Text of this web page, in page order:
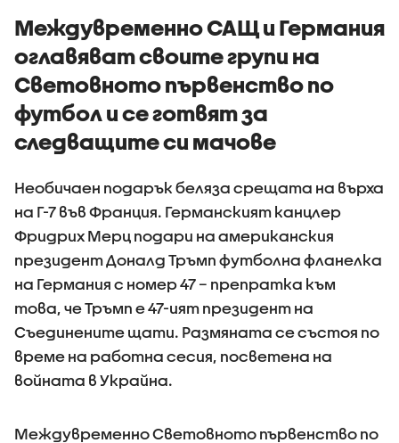
Междувременно САЩ и Германия
оглавяват своите групи на
Световното първенство по
футбол и се готвят за
следващите си мачове
Необичаен подарък беляза срещата на върха
на Г-7 във Франция. Германският канцлер
Фридрих Мерц подари на американския
президент Доналд Тръмп футболна фланелка
на Германия с номер 47 – препратка към
това, че Тръмп е 47-ият президент на
Съединените щати. Размяната се състоя по
време на работна сесия, посветена на
войната в Украйна.
Междувременно Световното първенство по